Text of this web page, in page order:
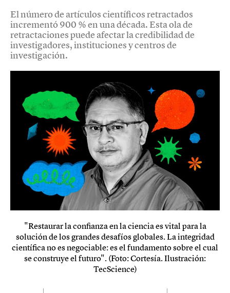
El número de artículos científicos retractados
incrementó 900 % en una década. Esta ola de
retractaciones puede afectar la credibilidad de
investigadores, instituciones y centros de
investigación.
"Restaurar la confianza en la ciencia es vital para la
solución de los grandes desafíos globales. La integridad
científica no es negociable: es el fundamento sobre el cual
se construye el futuro". (Foto: Cortesía. Ilustración:
TecScience)